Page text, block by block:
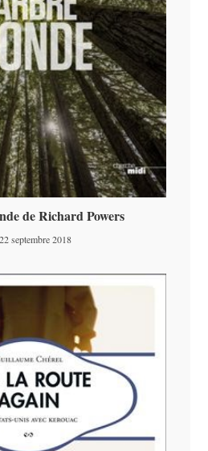
de Richard Powers
22 septembre 2018